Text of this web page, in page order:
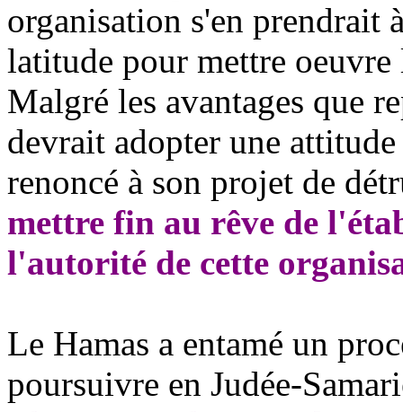
organisation s'en prendrait
latitude pour mettre oeuvre
Malgré les avantages que
devrait adopter une
renoncé à son projet de
mettre fin au rêve de
l'autorité de cette
Le Hamas a entamé un
poursuivre en Judée-